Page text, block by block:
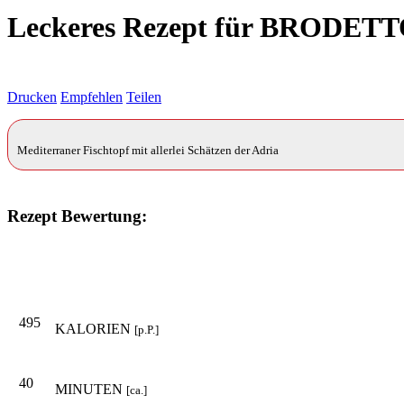
Leckeres Rezept für
Drucken Empfehlen Teilen
Mediterraner Fischtopf mit allerlei Schätzen der Adria
Rezept Bewertung:
495 KALORIEN [p.P.]
40 MINUTEN [ca.]